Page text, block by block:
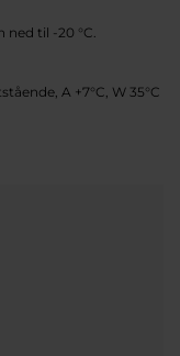
til -20 °C.
A +7°C, W 35°C